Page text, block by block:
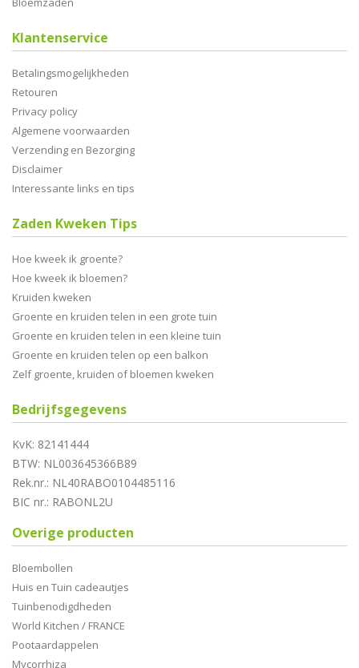
Klantenservice
Betalingsmogelijkheden
Retouren
Privacy policy
Algemene voorwaarden
Verzending en Bezorging
Disclaimer
Interessante links en tips
Zaden Kweken Tips
Hoe kweek ik groente?
Hoe kweek ik bloemen?
Kruiden kweken
Groente en kruiden telen in een grote tuin
Groente en kruiden telen in een kleine tuin
Groente en kruiden telen op een balkon
Zelf groente, kruiden of bloemen kweken
Bedrijfsgegevens
KvK: 82141444
BTW: NL003645366B89
Rek.nr.: NL40RABO0104485116
BIC nr.: RABONL2U
Overige producten
Bloembollen
Huis en Tuin cadeautjes
Tuinbenodigdheden
World Kitchen / FRANCE
Pootaardappelen
Mycorrhiza